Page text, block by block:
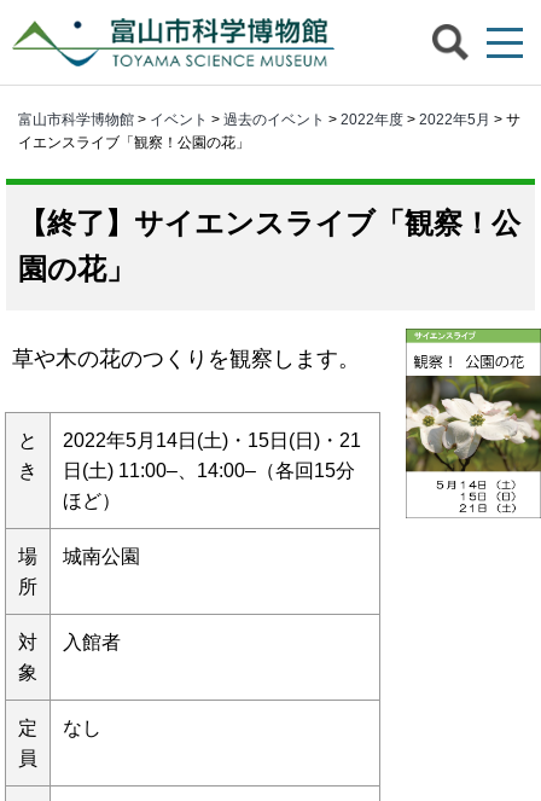
富山市科学博物館 > イベント > 過去のイベント > 2022年度 > 2022年5月 > サ
イエンスライブ「観察！公園の花」
サイエンスライブ「観察！公
園の花」
草や木の花のつくりを観察します。
と
き
2022年5月14日(土)・15日(日)・21
日(土) 11:00–、14:00–（各回15分
ほど）
場
所
城南公園
対
象
入館者
定
員
なし